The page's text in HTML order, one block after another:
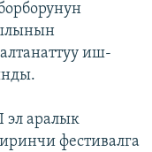
иш-
эл аралык
фестивалга